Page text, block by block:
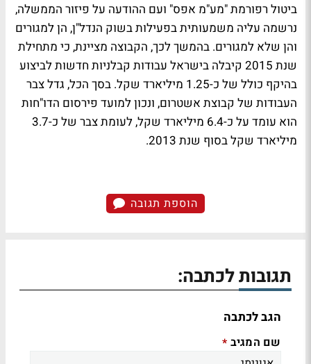
ביטול רפורמת "מע"מ אפס" ועם ההודעה על פיזור הממשלה,
נרשמה עליה משמעותית בפעילות בשוק הנדל"ן, הן למגורים
והן שלא למגורים. בהמשך לכך, הקבוצה מציינת, כי מתחילת
שנת 2015 קיבלה בישראל עבודות קבלניות חדשות לביצוע
בהיקף כולל של כ-1.25 מיליארד שקל. בסך הכל, גדל צבר
העבודות של קבוצת אשטרום, ונכון למועד פירסום הדו"חות
הוא עומד על כ-6.4 מיליארד שקל, לעומת צבר של כ-3.7
מיליארד שקל בסוף שנת 2013.
הוספת תגובה
תגובות לכתבה:
הגב לכתבה
שם המגיב *